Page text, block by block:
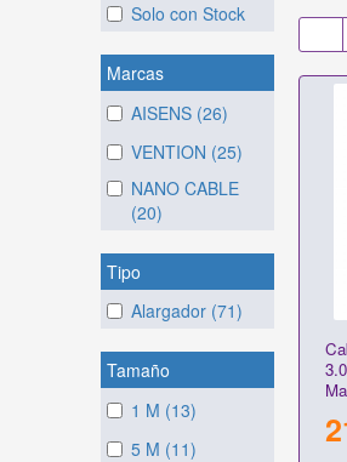
Solo con Stock
Marcas
AISENS (26)
VENTION (25)
NANO CABLE
(20)
Tipo
Alargador (71)
Tamaño
1 M (13)
5 M (11)